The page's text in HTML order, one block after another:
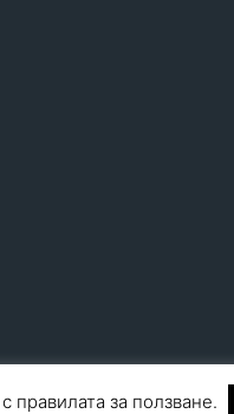
правилата за ползване.